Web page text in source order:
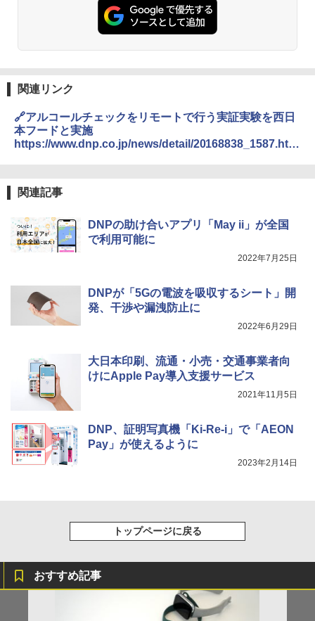
関連リンク
🔗アルコールチェックをリモートで行う実証実験を西日
本フードと実施
https://www.dnp.co.jp/news/detail/20168838_1587.htm
関連記事
DNPの助け合いアプリ「May ii」が全国
で利用可能に
2022年7月25日
DNPが「5Gの電波を吸収するシート」開
発、干渉や漏洩防止に
2022年6月29日
大日本印刷、流通・小売・交通事業者向
けにApple Pay導入支援サービス
2021年11月5日
DNP、証明写真機「Ki-Re-i」で「AEON
Pay」が使えるように
2023年2月14日
トップページに戻る
おすすめ記事